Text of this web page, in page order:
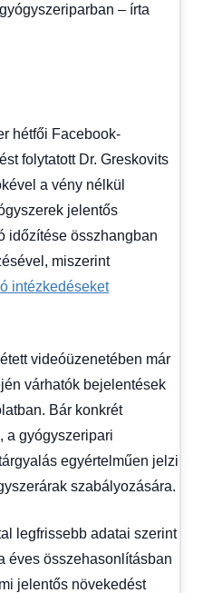
– írta
hétfői Facebook-
folytatott Dr. Greskovits
a vény nélkül
jelentős
időzítése összhangban
miszerint
intézkedéseket
videóüzenetében már
várhatók bejelentések
Bár konkrét
a gyógyszeripari
egyértelműen jelzi
szabályozására.
legfrissebb adatai szerint
éves összehasonlításban
jelentős növekedést